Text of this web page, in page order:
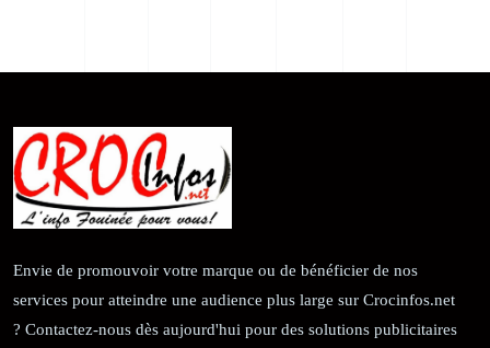
Envie de promouvoir votre marque ou de bénéficier de nos
services pour atteindre une audience plus large sur Crocinfos.net
? Contactez-nous dès aujourd'hui pour des solutions publicitaires